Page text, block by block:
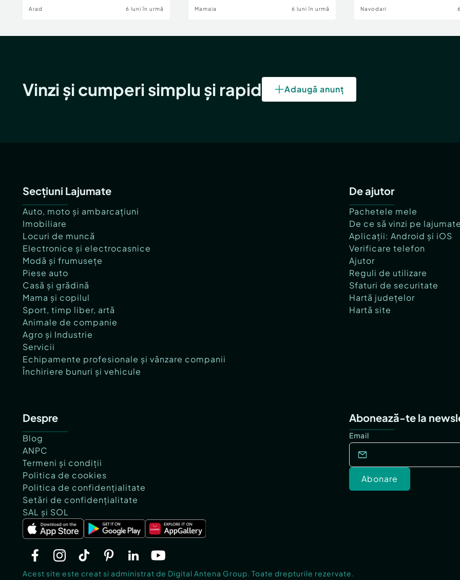
Arad 6 luni în urmă Mamaia 6 luni în urmă Navodari
Vinzi și cumperi simplu și rapid Adaugă anunț
Secțiuni Lajumate
Auto, moto și ambarcațiuni
Imobiliare
Locuri de muncă
Electronice și electrocasnice
Modă și frumusețe
Piese auto
Casă și grădină
Mama și copilul
Sport, timp liber, artă
Animale de companie
Agro și Industrie
Servicii
Echipamente profesionale și vânzare companii
Închiriere bunuri și vehicule
De ajutor
Pachetele mele
De ce să vinzi pe
Aplicații: Android și iOS
Verificare telefon
Ajutor
Reguli de utilizare
Sfaturi de securitate
Hartă județelor
Hartă site
Despre
Blog
ANPC
Termeni și condiții
Politica de cookies
Politica de confidențialitate
Setări de confidențialitate
SAL și SOL
Abonează-te la
Email
Abonare
Acest site este creat si administrat de Digital Antena Group. Toate drepturile rezervate.